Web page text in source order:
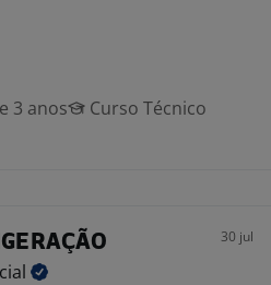
3 anos
Curso Técnico
30 jul